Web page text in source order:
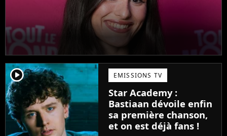
player2 EMISSIONS TV
Star Academy :
Bastiaan dévoile enfin
sa première chanson,
et on est déjà fans !